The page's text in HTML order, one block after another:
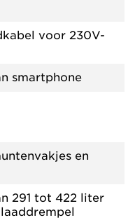
voor 230V-
smartphone
en
291 tot 422 liter